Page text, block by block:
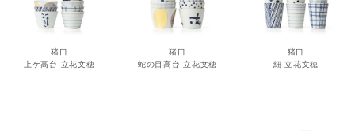
猪口
上ゲ高台 立花文穂
猪口
蛇の目高台 立花文穂
猪口
細 立花文穂